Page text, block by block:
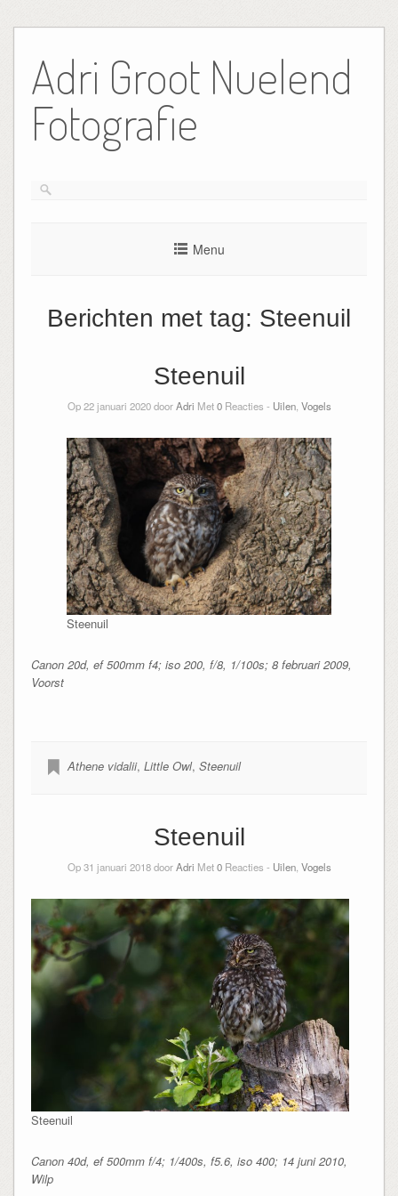
de
inhoud
Adri Groot Nuelend
Fotografie
Menu
Berichten met tag: Steenuil
Steenuil
Op 22 januari 2020 doorAdri Met0Reacties - Uilen, Vogels
Steenuil
Canon 20d, ef 500mm f4; iso 200, f/8, 1/100s; 8 februari 2009,
Voorst
Athene vidalii, Little Owl, Steenuil
Steenuil
Op 31 januari 2018 doorAdri Met0Reacties - Uilen, Vogels
Steenuil
Canon 40d, ef 500mm f/4; 1/400s, f5.6, iso 400; 14 juni 2010,
Wilp